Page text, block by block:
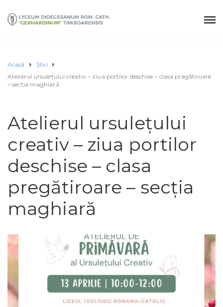
Acasă
Știri
Atelierul ursulețului creativ – ziua portilor deschise – clasa pregătiroare
– secția maghiară
Atelierul ursulețului
creativ – ziua portilor
deschise – clasa
pregătiroare – secția
maghiară